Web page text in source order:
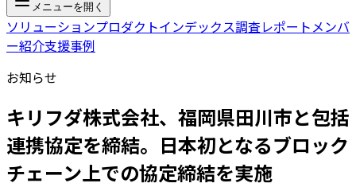
メニューを開く
ソリューションプロダクトインデックス調査レポートメンバ
ー紹介支援事例
お知らせ
キリフダ株式会社、福岡県田川市と包括
連携協定を締結。日本初となるブロック
チェーン上での協定締結を実施